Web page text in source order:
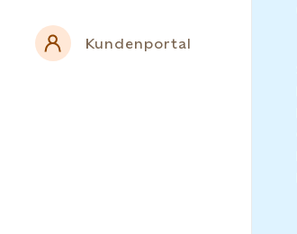
Kundenportal